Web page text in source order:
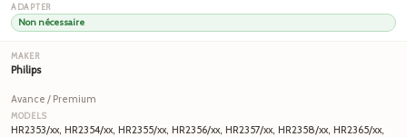
Non nécessaire
Philips
Avance / Premium
HR2353/xx, HR2354/xx, HR2355/xx, HR2356/xx, HR2357/xx, HR2358/xx, HR2365/xx,